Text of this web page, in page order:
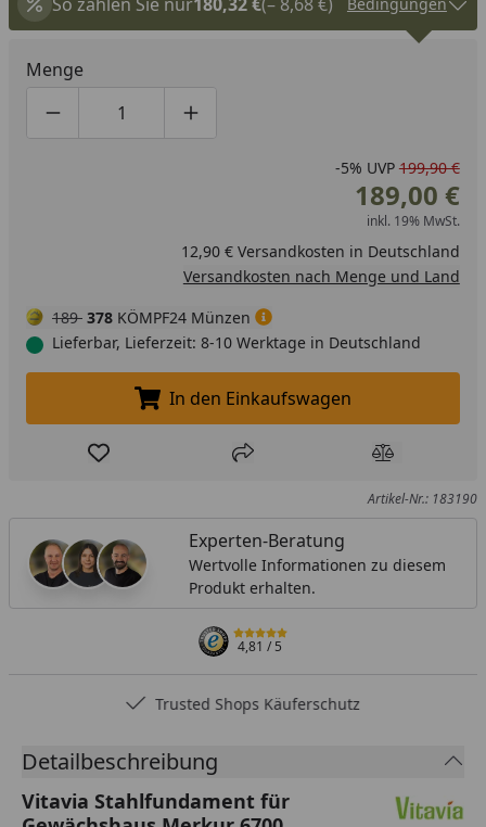
Menge
Produktmenge um eins verringern
Produktmenge manuell eingeben
Produktmenge um eins erhöhen
-5% UVP 199,90 €
189,00 €
inkl. 19% MwSt.
12,90 € Versandkosten in Deutschland
Versandkosten nach Menge und Land
189 378 KÖMPF24 Münzen
Lieferbar, Lieferzeit: 8-10 Werktage in Deutschland
In den Einkaufswagen legen
In den Einkaufswagen
Produkt zur Wunschliste hinzufügen
Teilen Produkt
Artikel-Nr.: 183190
Experten-Beratung
Wertvolle Informationen zu diesem
Produkt erhalten.
4,81/ 5
Trusted Shops Käuferschutz
Detailbeschreibung
Vitavia Stahlfundament für